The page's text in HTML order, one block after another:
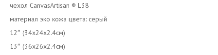
чехол CanvasArtisan ®️ L38
материал эко кожа цвета: серый
12″ (34x24x2.4см)
13″ (36x26x2.4см)